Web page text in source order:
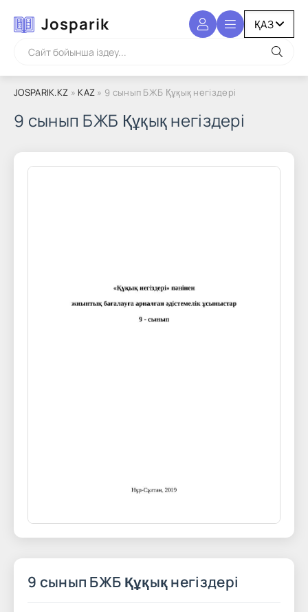
Josparik
JOSPARIK.KZ » KAZ » 9 сынып БЖБ Құқық негіздері
9 сынып БЖБ Құқық негіздері
9 сынып БЖБ Құқық негіздері